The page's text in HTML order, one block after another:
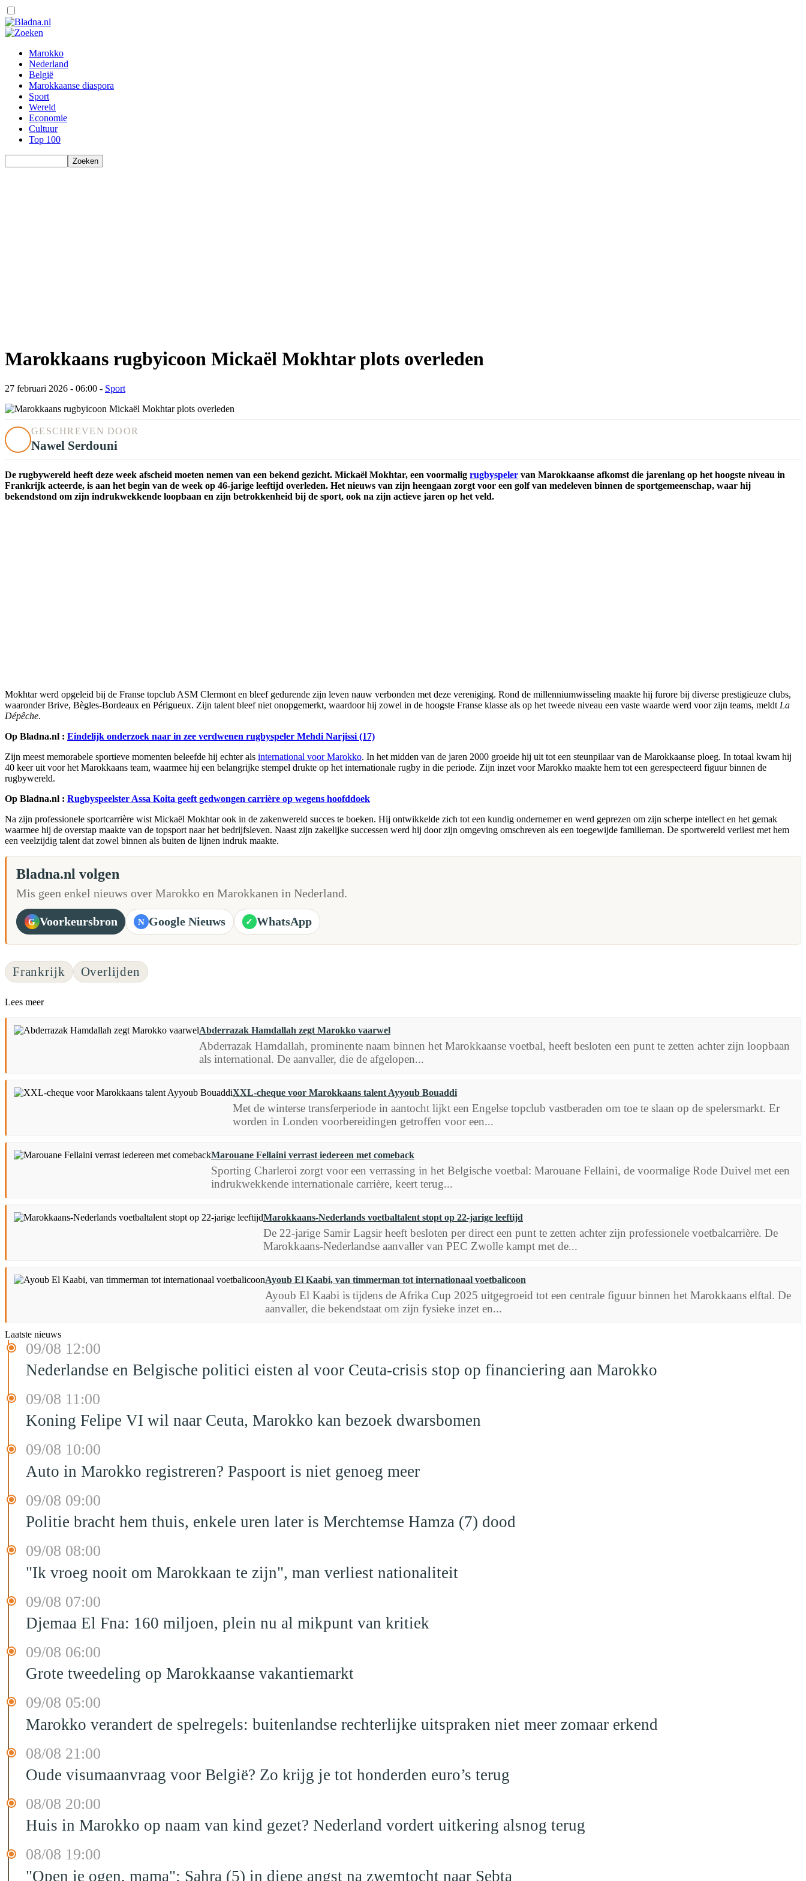
Marokko
Nederland
België
Marokkaanse diaspora
Sport
Wereld
Economie
Cultuur
Top 100
Marokkaans rugbyicoon Mickaël Mokhtar plots overleden
27 februari 2026 - 06:00 - Sport
GESCHREVEN DOOR
Nawel Serdouni
De rugbywereld heeft deze week afscheid moeten nemen van een bekend gezicht. Mickaël Mokhtar, een voormalig rugbyspeler van Marokkaanse afkomst die jarenlang op het hoogste niveau in
Frankrijk acteerde, is aan het begin van de week op 46-jarige leeftijd overleden. Het nieuws van zijn heengaan zorgt voor een golf van medeleven binnen de sportgemeenschap, waar hij
bekendstond om zijn indrukwekkende loopbaan en zijn betrokkenheid bij de sport, ook na zijn actieve jaren op het veld.
Mokhtar werd opgeleid bij de Franse topclub ASM Clermont en bleef gedurende zijn leven nauw verbonden met deze vereniging. Rond de millenniumwisseling maakte hij furore bij diverse prestigieuze clubs,
waaronder Brive, Bègles-Bordeaux en Périgueux. Zijn talent bleef niet onopgemerkt, waardoor hij zowel in de hoogste Franse klasse als op het tweede niveau een vaste waarde werd voor zijn teams, meldt La
Dépêche.
Op Bladna.nl : Eindelijk onderzoek naar in zee verdwenen rugbyspeler Mehdi Narjissi (17)
Zijn meest memorabele sportieve momenten beleefde hij echter als international voor Marokko. In het midden van de jaren 2000 groeide hij uit tot een steunpilaar van de Marokkaanse ploeg. In totaal kwam hij
40 keer uit voor het Marokkaans team, waarmee hij een belangrijke stempel drukte op het internationale rugby in die periode. Zijn inzet voor Marokko maakte hem tot een gerespecteerd figuur binnen de
rugbywereld.
Op Bladna.nl : Rugbyspeelster Assa Koita geeft gedwongen carrière op wegens hoofddoek
Na zijn professionele sportcarrière wist Mickaël Mokhtar ook in de zakenwereld succes te boeken. Hij ontwikkelde zich tot een kundig ondernemer en werd geprezen om zijn scherpe intellect en het gemak
waarmee hij de overstap maakte van de topsport naar het bedrijfsleven. Naast zijn zakelijke successen werd hij door zijn omgeving omschreven als een toegewijde familieman. De sportwereld verliest met hem
een veelzijdig talent dat zowel binnen als buiten de lijnen indruk maakte.
Bladna.nl volgen
Mis geen enkel nieuws over Marokko en Marokkanen in Nederland.
G Voorkeursbron N Google Nieuws ✓ WhatsApp
Frankrijk Overlijden
Lees meer
Abderrazak Hamdallah zegt Marokko vaarwel
Abderrazak Hamdallah, prominente naam binnen het Marokkaanse voetbal, heeft besloten een punt te zetten achter zijn loopbaan
als international. De aanvaller, die de afgelopen...
XXL-cheque voor Marokkaans talent Ayyoub Bouaddi
Met de winterse transferperiode in aantocht lijkt een Engelse topclub vastberaden om toe te slaan op de spelersmarkt. Er
worden in Londen voorbereidingen getroffen voor een...
Marouane Fellaini verrast iedereen met comeback
Sporting Charleroi zorgt voor een verrassing in het Belgische voetbal: Marouane Fellaini, de voormalige Rode Duivel met een
indrukwekkende internationale carrière, keert terug...
Marokkaans-Nederlands voetbaltalent stopt op 22-jarige leeftijd
De 22-jarige Samir Lagsir heeft besloten per direct een punt te zetten achter zijn professionele voetbalcarrière. De
Marokkaans-Nederlandse aanvaller van PEC Zwolle kampt met de...
Ayoub El Kaabi, van timmerman tot internationaal voetbalicoon
Ayoub El Kaabi is tijdens de Afrika Cup 2025 uitgegroeid tot een centrale figuur binnen het Marokkaans elftal. De
aanvaller, die bekendstaat om zijn fysieke inzet en...
Laatste nieuws
09/08 12:00
Nederlandse en Belgische politici eisten al voor Ceuta-crisis stop op financiering aan Marokko
09/08 11:00
Koning Felipe VI wil naar Ceuta, Marokko kan bezoek dwarsbomen
09/08 10:00
Auto in Marokko registreren? Paspoort is niet genoeg meer
09/08 09:00
Politie bracht hem thuis, enkele uren later is Merchtemse Hamza (7) dood
09/08 08:00
"Ik vroeg nooit om Marokkaan te zijn", man verliest nationaliteit
09/08 07:00
Djemaa El Fna: 160 miljoen, plein nu al mikpunt van kritiek
09/08 06:00
Grote tweedeling op Marokkaanse vakantiemarkt
09/08 05:00
Marokko verandert de spelregels: buitenlandse rechterlijke uitspraken niet meer zomaar erkend
08/08 21:00
Oude visumaanvraag voor België? Zo krijg je tot honderden euro’s terug
08/08 20:00
Huis in Marokko op naam van kind gezet? Nederland vordert uitkering alsnog terug
08/08 19:00
"Open je ogen, mama": Sahra (5) in diepe angst na zwemtocht naar Sebta